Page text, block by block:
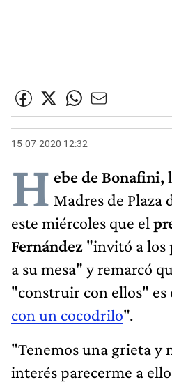
15-07-2020 12:32
H ebe de Bonafini,
Madres de Plaza
este miércoles que el
Fernández "invitó a los
a su mesa" y remarcó
"construir con ellos" es
con un cocodrilo".
"Tenemos una grieta y
interés parecerme a